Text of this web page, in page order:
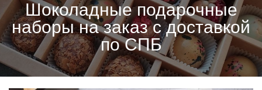
Шоколадные подарочные
наборы на заказ с доставкой
по СПБ